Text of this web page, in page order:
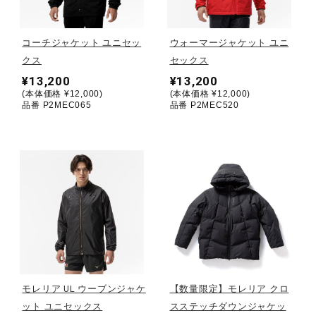
ウィンタースポーツ
ライフスタイルグッズ
インナー
寝具／ミズノスリープ
コーチジャケット ユニセッ
クス
¥13,200
(本体価格 ¥12,000)
品番 P2MEC065
ウォーマージャケット ユニ
セックス
¥13,200
(本体価格 ¥12,000)
品番 P2MEC520
モレリア UL ウーブンジャケ
ット ユニセックス
【数量限定】モレリア クロ
スステッチダウンジャケッ